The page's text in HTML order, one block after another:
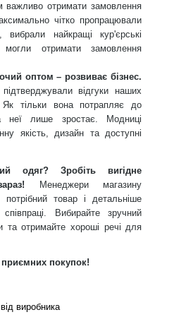
важливо отримати замовлення
чітко пропрацювали
вибрали найкращі кур'єрські
отримати замовлення
оптом – розвиває бізнес.
відгуки наших
Як тільки вона потрапляє до
неї лише зростає. Модниці
якість, дизайн та доступні
одяг? Зробіть вигідне
Менеджери магазину
товар і детальніше
Вибирайте зручний
та отримайте хороші речі для
покупок!
виробника